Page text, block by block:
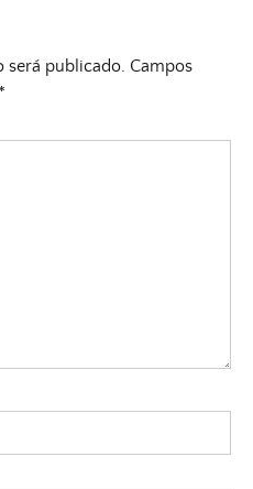
será publicado. Campos
*